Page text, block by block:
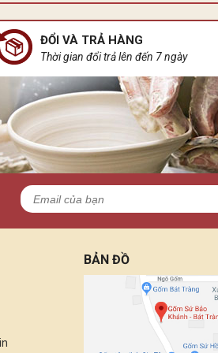
không gian khuê tĩnh ẩn đầy rung cảm.
ĐỔI VÀ TRẢ HÀNG
Thời gian đổi trả lên đến 7 ngày
BẢN ĐỒ